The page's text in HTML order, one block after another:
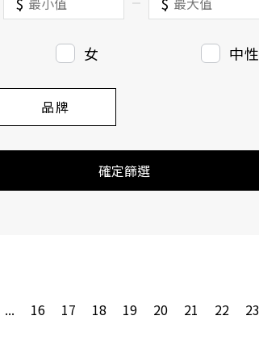
女 中性
品牌
確定篩選
... 16 17 18 19 20 21 22 23